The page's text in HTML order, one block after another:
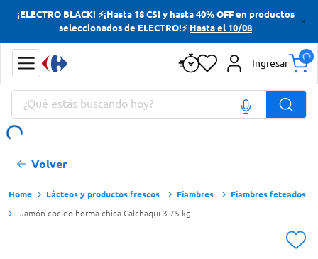
¡ELECTRO BLACK! ⚡¡Hasta 18 CSI y hasta 40% OFF en productos
seleccionados de ELECTRO!⚡ Hasta el 10/08
Ingresar
¿Qué estás buscando hoy?
Volver
Lácteos y productos frescos Fiambres Fiambres feteados
Jamón cocido horma chica Calchaquí 3.75 kg
Términos más buscados
Yerba
Cerveza
Papas Fritas
Términos más buscados
Yerba
Cerveza
Papas Fritas
Doves